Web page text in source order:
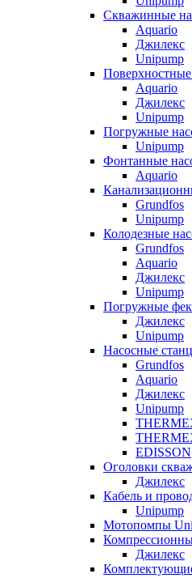
Скважинные
Aquario
Джилекс
Unipump
Aquario
Джилекс
Unipump
Погружные
Unipump
Фонтанные
Aquario
Grundfos
Unipump
Колодезные
Grundfos
Aquario
Джилекс
Unipump
Погружные
Джилекс
Unipump
Насосные
Grundfos
Aquario
Джилекс
Unipump
EDISSON
Оголовки
Джилекс
Кабель и
Unipump
Мотопомпы
Джилекс